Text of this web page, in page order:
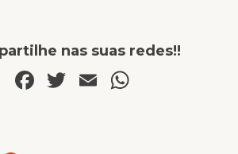
nas suas redes!!
Facebook
Twitter
Email